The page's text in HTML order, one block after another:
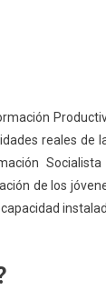
reales de
de los